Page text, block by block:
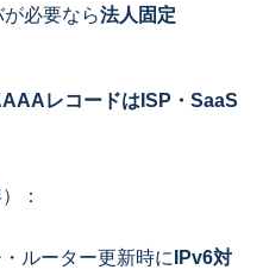
必要なら法人固定
レコードはISP・SaaS
：
ルーター更新時に IPv6対